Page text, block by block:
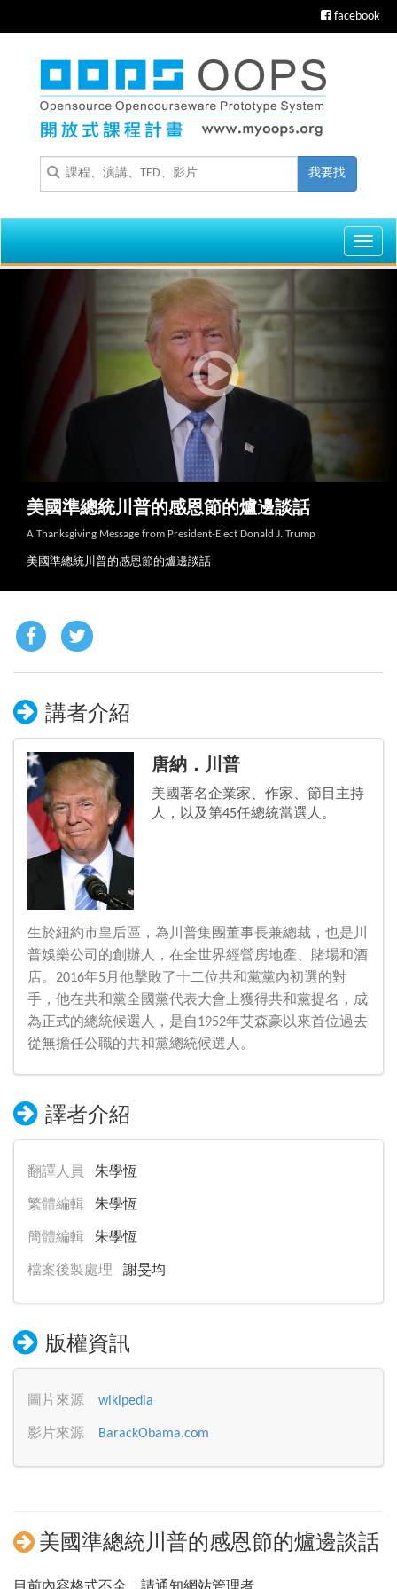
facebook
我要找
美國準總統川普的感恩節的爐邊談話
A Thanksgiving Message from President-Elect Donald J. Trump
美國準總統川普的感恩節的爐邊談話
講者介紹
唐納．川普
美國著名企業家、作家、節目主持
人，以及第45任總統當選人。
生於紐約市皇后區，為川普集團董事長兼總裁，也是川
普娛樂公司的創辦人，在全世界經營房地產、賭場和酒
店。2016年5月他擊敗了十二位共和黨黨內初選的對
手，他在共和黨全國黨代表大會上獲得共和黨提名，成
為正式的總統候選人，是自1952年艾森豪以來首位過去
從無擔任公職的共和黨總統候選人。
譯者介紹
翻譯人員 朱學恆
繁體編輯 朱學恆
簡體編輯 朱學恆
檔案後製處理 謝旻均
版權資訊
圖片來源 wikipedia
影片來源 BarackObama.com
美國準總統川普的感恩節的爐邊談話